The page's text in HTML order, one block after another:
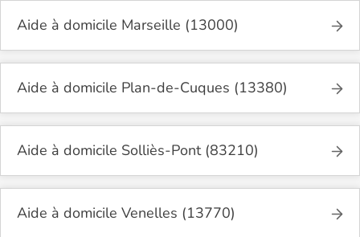
Aide à domicile Marseille (13000)
Aide à domicile Plan-de-Cuques (13380)
Aide à domicile Solliès-Pont (83210)
Aide à domicile Venelles (13770)